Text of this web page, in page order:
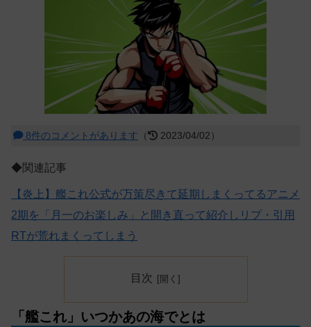
8件のコメントがあります （ 2023/04/02）
◆関連記事
【炎上】艦これ公式が万策尽きて延期しまくってるアニメ
2期を「月一のお楽しみ」と開き直って紹介しリプ・引用
RTが荒れまくってしまう
目次
「艦これ」いつかあの海でとは